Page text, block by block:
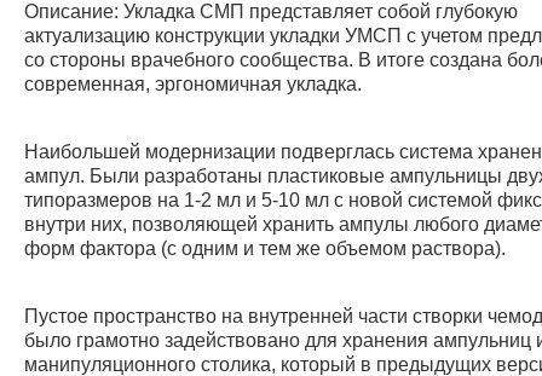
Описание: Укладка СМП представляет собой глубокую
актуализацию конструкции укладки УМСП с учетом
со стороны врачебного сообщества. В итоге создана
современная, эргономичная укладка.
Наибольшей модернизации подверглась система
ампул. Были разработаны пластиковые ампульницы
типоразмеров на 1-2 мл и 5-10 мл с новой системой
внутри них, позволяющей хранить ампулы любого
форм фактора (с одним и тем же объемом раствора).
Пустое пространство на внутренней части створки
было грамотно задействовано для хранения ампульниц
манипуляционного столика, который в предыдущих